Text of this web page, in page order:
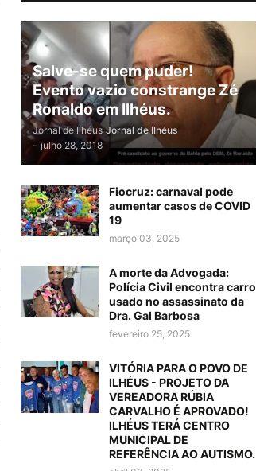
Salve-se quem puder!
Evento vazio constrange Zé
Ronaldo em Ilhéus.
Jornal de Ilhéus Jornal de Ilhéus
- julho 28, 2018
Fiocruz: carnaval pode
aumentar casos de COVID
19
março 03, 2025
A morte da Advogada:
Polícia Civil encontra carro
usado no assassinato da
Dra. Gal Barbosa
fevereiro 25, 2025
VITÓRIA PARA O POVO DE
ILHÉUS - PROJETO DA
VEREADORA RÚBIA
CARVALHO É APROVADO!
ILHÉUS TERÁ CENTRO
MUNICIPAL DE
REFERÊNCIA AO AUTISMO.